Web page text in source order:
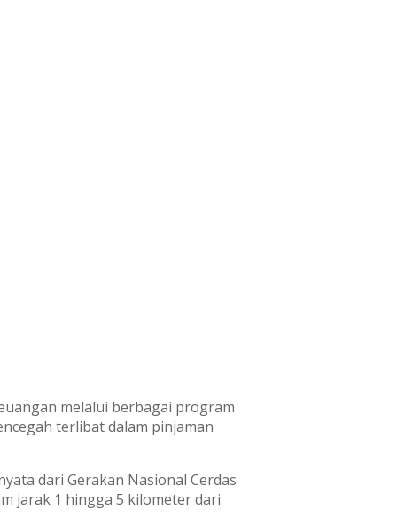
melalui berbagai program
terlibat dalam pinjaman
dari Gerakan Nasional Cerdas
jarak 1 hingga 5 kilometer dari